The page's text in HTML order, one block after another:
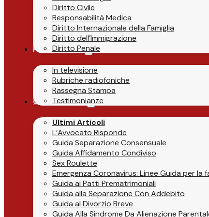
Diritto Civile
Responsabilità Medica
Diritto Internazionale della Famiglia
Diritto dell’Immigrazione
Diritto Penale
Parlano di Noi
In televisione
Rubriche radiofoniche
Rassegna Stampa
Testimonianze
Guide & News
Ultimi Articoli
L’Avvocato Risponde
Guida Separazione Consensuale
Guida Affidamento Condiviso
Sex Roulette
Emergenza Coronavirus: Linee Guida per la
Guida ai Patti Prematrimoniali
Guida alla Separazione Con Addebito
Guida al Divorzio Breve
Guida Alla Sindrome Da Alienazione